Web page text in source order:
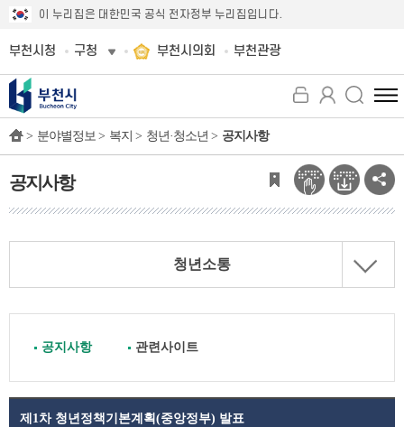
이 누리집은 대한민국 공식 전자정부 누리집입니다.
부천시청 구청 부천시의회 부천관광
전
체
뉴
보
기
> 분야별정보 > 복지 > 청년·청소년 > 공지사항
공지사항
청년소통
공지사항 관련사이트
제1차 청년정책기본계획(중앙정부) 발표